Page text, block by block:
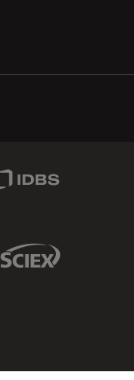
Sciex Link